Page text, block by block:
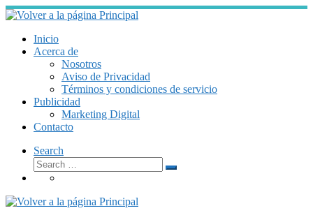
Skip
to
contentInicio
Acerca de
Nosotros
Aviso de Privacidad
Términos y condiciones de servicio
Publicidad
Marketing Digital
Contacto
Search
Search
Search